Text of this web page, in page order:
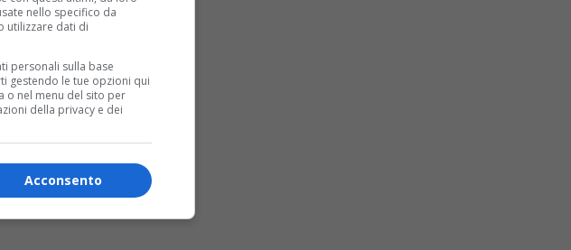
nello specifico da
utilizzare dati di
personali sulla base
gestendo le tue opzioni qui
o nel menu del sito per
della privacy e dei
Acconsento